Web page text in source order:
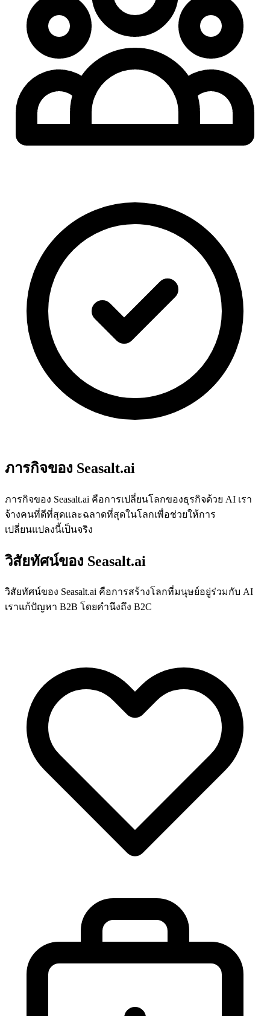
ภารกิจของ Seasalt.ai
ภารกิจของ Seasalt.ai คือการเปลี่ยนโลกของธุรกิจด้วย AI เรา
จ้างคนที่ดีที่สุดและฉลาดที่สุดในโลกเพื่อช่วยให้การ
เปลี่ยนแปลงนี้เป็นจริง
วิสัยทัศน์ของ Seasalt.ai
วิสัยทัศน์ของ Seasalt.ai คือการสร้างโลกที่มนุษย์อยู่ร่วมกับ AI
เราแก้ปัญหา B2B โดยคำนึงถึง B2C